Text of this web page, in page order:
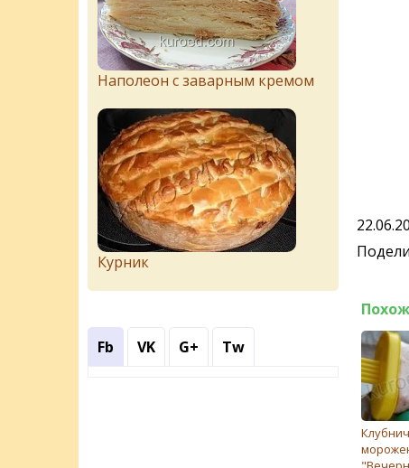
Наполеон с заварным кремом
Курник
Fb VK G+ Tw